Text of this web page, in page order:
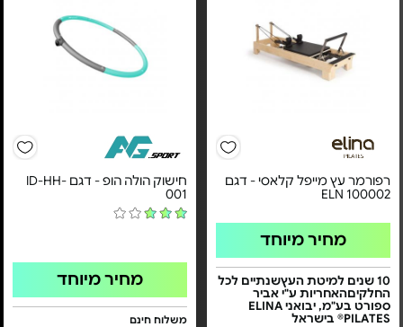
רפורמר עץ מייפל קלאסי - דגם
ELN 100002
מחיר מיוחד
10 שנים למיטת העץשנתיים לכל
החלקיםהאחריות ע"י אביר
ספורט בע"מ, יבואני ELINA
PILATES® בישראל
חישוק הולה הופ - דגם ID-HH-
001
מחיר מיוחד
משלוח חינם